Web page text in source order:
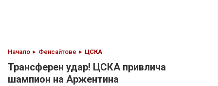
Начало Фенсайтове ЦСКА
Трансферен удар! ЦСКА привлича
шампион на Аржентина